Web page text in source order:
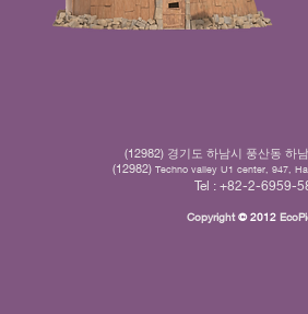
(12982) 경기도 하남시 풍산동 하
(12982) Techno valley U1 center, 947,
Tel : +82-2-6959-
Copyright © 2012